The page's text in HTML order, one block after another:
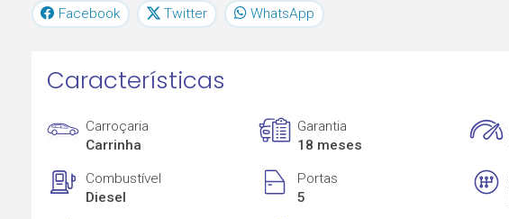
Facebook Twitter WhatsApp
Características
Carroçaria
Carrinha
Garantia
18 meses
Combustível
Diesel
Portas
5